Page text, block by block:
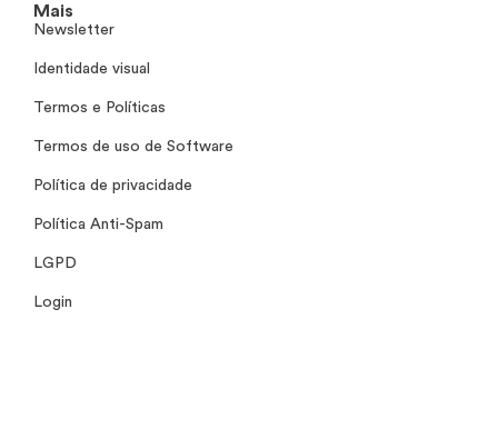
Mais
Newsletter
Identidade visual
Termos e Políticas
Termos de uso de Software
Política de privacidade
Política Anti-Spam
LGPD
Login